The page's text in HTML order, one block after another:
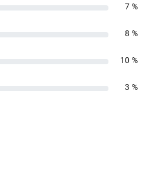
7 %
8 %
10 %
3 %